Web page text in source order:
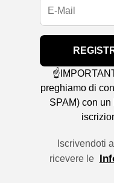
preghiamo di
SPAM) con
Iscrivendoti
ricevere le